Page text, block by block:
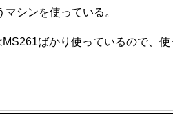
シンを使っている。
ばかり使っているので、使